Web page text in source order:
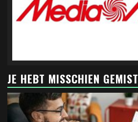
JE HEBT MISSCHIEN GEMIST